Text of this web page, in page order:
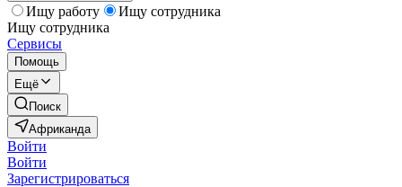
Ищу работу
Ищу сотрудника
Ищу сотрудника
Сервисы
Помощь
Ещё
Поиск
Африканда
Войти
Войти
Зарегистрироваться